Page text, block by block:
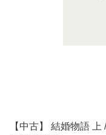
【中古】 結婚物語